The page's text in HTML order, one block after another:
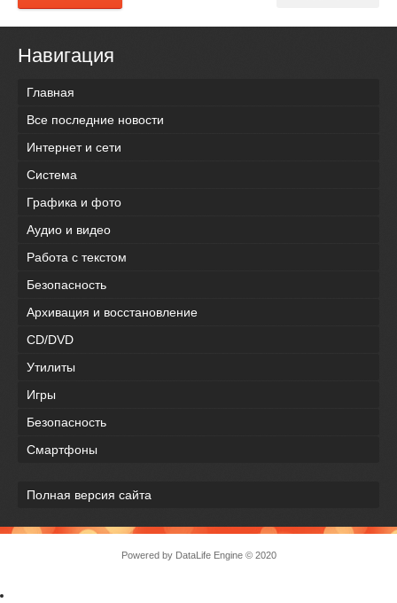
Навигация
Главная
Все последние новости
Интернет и сети
Система
Графика и фото
Аудио и видео
Работа с текстом
Безопасность
Архивация и восстановление
CD/DVD
Утилиты
Игры
Безопасность
Смартфоны
Полная версия сайта
Powered by DataLife Engine © 2020